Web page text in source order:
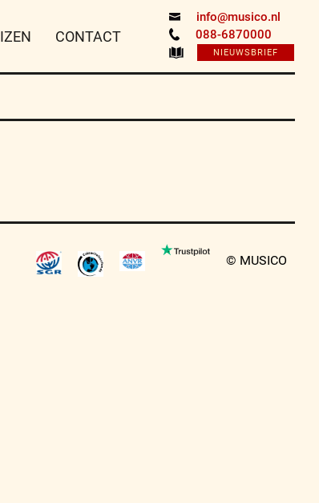
info@musico.nl
088-6870000
NIEUWSBRIEF
CONTACT
© MUSICO